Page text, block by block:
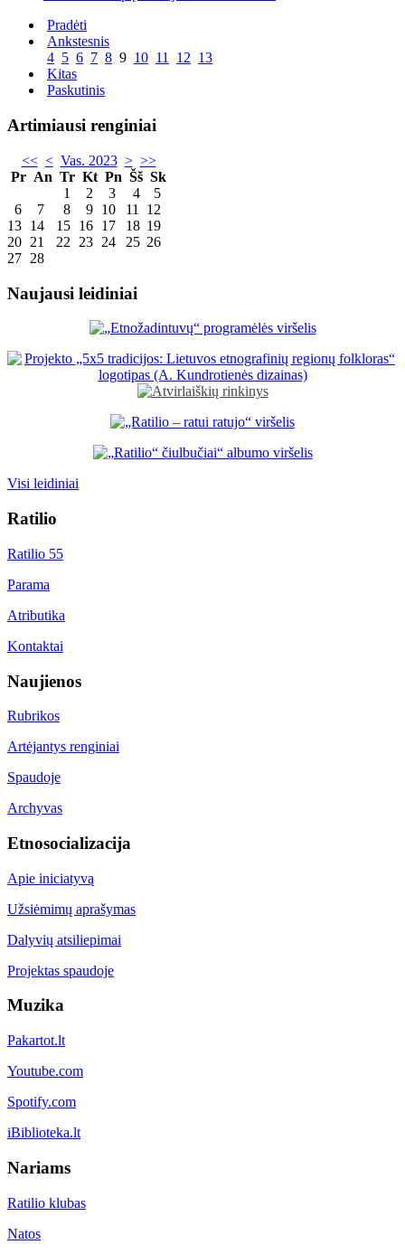
Pradėti
Ankstesnis
4 5 6 7 8 9 10 11 12 13
Kitas
Paskutinis
Artimiausi renginiai
<< < Vas. 2023 > >>
Pr An Tr Kt Pn Šš Sk
1
2 3 4
5
6
7 8 9 10 11
12
13 14 15 16 17 18 19
20 21 22 23 24 25 26
27 28
Naujausi leidiniai
Visi leidiniai
Ratilio
Ratilio 55
Parama
Atributika
Kontaktai
Naujienos
Rubrikos
Artėjantys renginiai
Spaudoje
Archyvas
Etnosocializacija
Apie iniciatyvą
Užsiėmimų aprašymas
Dalyvių atsiliepimai
Projektas spaudoje
Muzika
Pakartot.lt
Youtube.com
Spotify.com
iBiblioteka.lt
Nariams
Ratilio klubas
Natos